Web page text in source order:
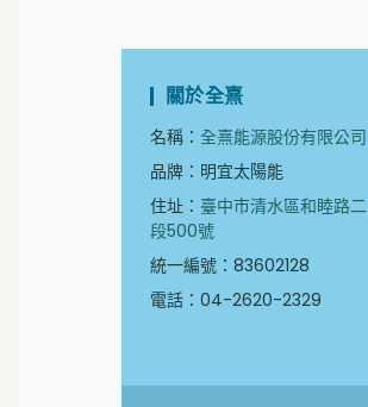
關於全熹
名稱： 全熹能源股份有限公司
品牌：明宜太陽能
住址： 臺中市清水區和睦路二
段500號
統一編號：83602128
電話：04-2620-2329